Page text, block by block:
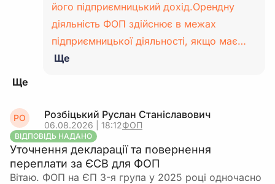
його підприємницький дохід.Орендну
діяльність ФОП здійснює в межах
підприємницької діяльності, якщо має…
Ще
РО Розбіцький Руслан Станіславович
06.08.2026 | 18:12ФОП
ВІДПОВІДЬ НАДАНО
Уточнення декларації та повернення
переплати за ЄСВ для ФОП
Вітаю. ФОП на ЄП 3-я група у 2025 році одночасно